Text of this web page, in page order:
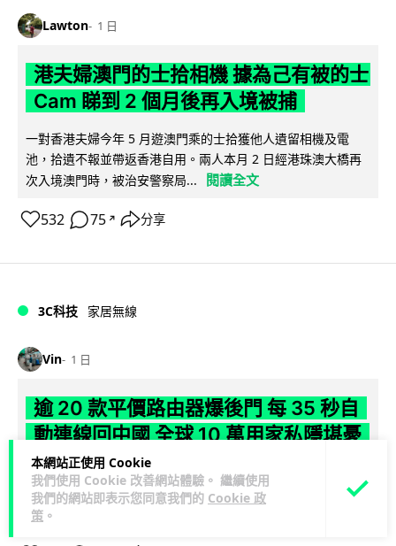
本網站正使用 Cookie
我們使用 Cookie 改善網站體驗。 繼續使用
我們的網站即表示您同意我們的 Cookie 政
策 。
Lawton 1 日
港夫婦澳門的士拾相機 據為己有被的士
Cam 睇到 2 個月後再入境被捕
一對香港夫婦今年 5 月遊澳門乘的士拾獲他人遺留相機及電
池，拾遺不報並帶返香港自用。兩人本月 2 日經港珠澳大橋再
次入境澳門時，被治安警察局...
閱讀全文
532 75 ↗ 分享
3C科技 家居無線
Vin 1 日
逾 20 款平價路由器爆後門 每 35 秒自
動連線回中國 全球 10 萬用家私隱堪憂
網絡安全公司 VulnCheck 揭發中國智博通電子（Zbtlink）生產
的 20 多款路由器內置後門程式「Endlessdoors」（無盡... 閱
讀全文